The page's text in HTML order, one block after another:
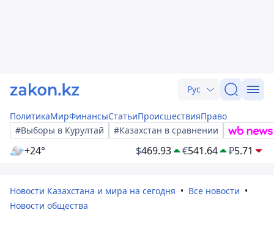
Рус
ПолитикаМирФинансыСтатьиПроисшествияПраво
#Выборы в Курултай
#Казахстан в сравнении
+24° $469.93 €541.64 ₽5.71
Новости Казахстана и мира на сегодня
Все новости
Новости общества